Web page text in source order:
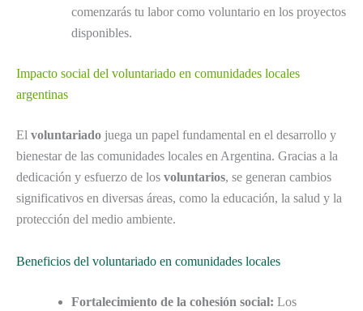
comenzarás tu labor como voluntario en los proyectos
disponibles.
Impacto social del voluntariado en comunidades locales
argentinas
El voluntariado juega un papel fundamental en el desarrollo y
bienestar de las comunidades locales en Argentina. Gracias a la
dedicación y esfuerzo de los voluntarios, se generan cambios
significativos en diversas áreas, como la educación, la salud y la
protección del medio ambiente.
Beneficios del voluntariado en comunidades locales
Fortalecimiento de la cohesión social: Los